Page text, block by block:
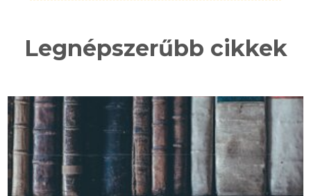
Legnépszerűbb cikkek